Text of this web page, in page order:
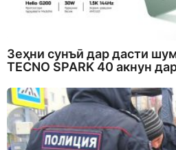
Зеҳни сунъӣ дар дасти
TECNO SPARK 40 акнун